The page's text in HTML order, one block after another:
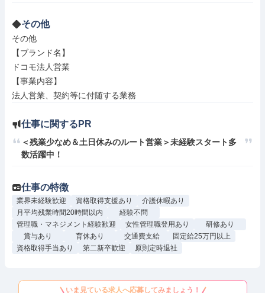
その他
その他
【ブランド名】
ドコモ法人営業
【事業内容】
法人営業、契約等に付随する業務
仕事に関するPR
＜残業少なめ＆土日休みのルート営業＞未経験スタート多
数活躍中！
仕事の特徴
業界未経験歓迎 資格取得支援あり
介護休暇あり
月平均残業時間20時間以内
経験不問
管理職・マネジメント経験歓迎
女性管理職登用あり
研修あり
賞与あり
育休あり 交通費支給
固定給25万円以上
資格取得手当あり
第二新卒歓迎 原則定時退社
いま見ている求人へ応募してみましょう！